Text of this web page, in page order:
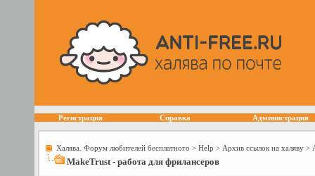
Регистрация Справка Администрация
Халява. Форум любителей бесплатного > Help > Архив ссылок на халяву >
MakeTrust - работа для фрилансеров